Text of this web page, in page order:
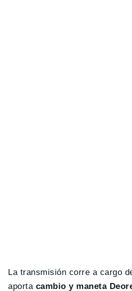
La transmisión corre a cargo
aporta cambio y maneta